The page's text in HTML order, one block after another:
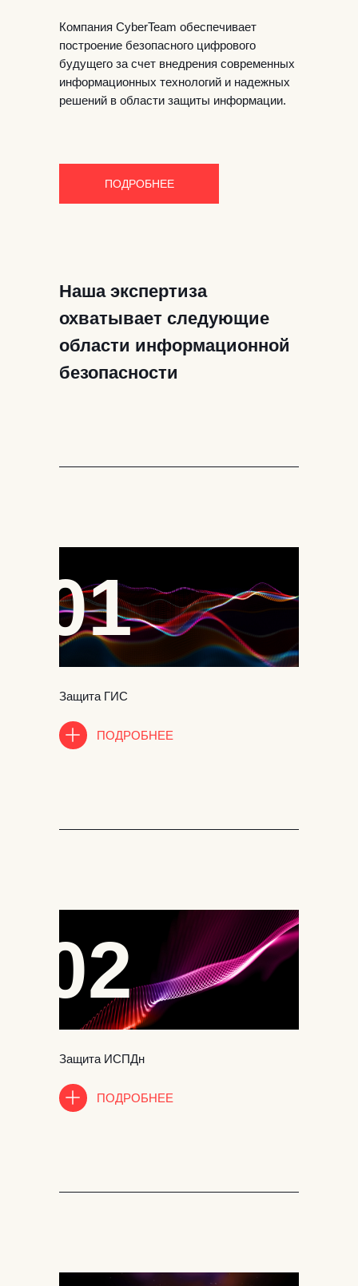
Компания CyberTeam обеспечивает
построение безопасного цифрового
будущего за счет внедрения современных
информационных технологий и надежных
решений в области защиты информации.
ПОДРОБНЕЕ
Наша экспертиза
охватывает следующие
области информационной
безопасности
Защита ГИС
01
02
Защита ИСПДн
ПОДРОБНЕЕ
ПОДРОБНЕЕ